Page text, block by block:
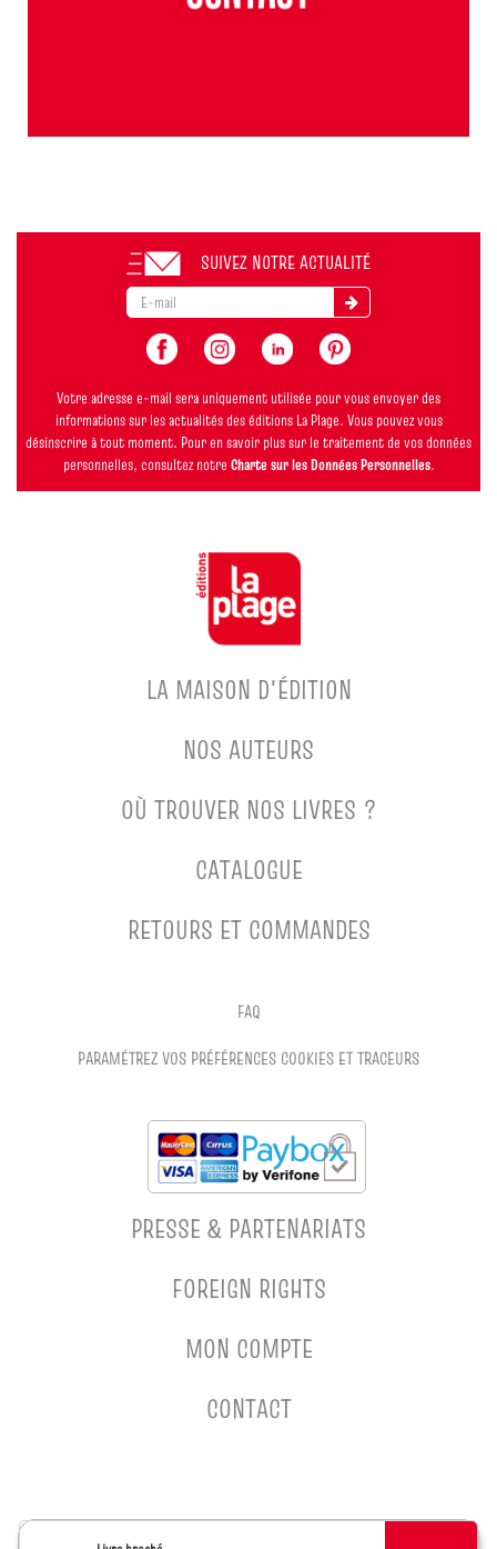
SUIVEZ NOTRE ACTUALITÉ
Votre adresse e-mail sera uniquement utilisée pour vous envoyer des
informations sur les actualités des éditions La Plage. Vous pouvez vous
désinscrire à tout moment. Pour en savoir plus sur le traitement de vos données
personnelles, consultez notre Charte sur les Données Personnelles.
LA MAISON D'ÉDITION
NOS AUTEURS
OÙ TROUVER NOS LIVRES ?
CATALOGUE
RETOURS ET COMMANDES
FAQ
PARAMÉTREZ VOS PRÉFÉRENCES COOKIES ET TRACEURS
PRESSE & PARTENARIATS
FOREIGN RIGHTS
MON COMPTE
CONTACT